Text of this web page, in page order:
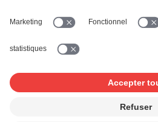
FacebookInstagram YouTube
Blog
© 2026 SUISA